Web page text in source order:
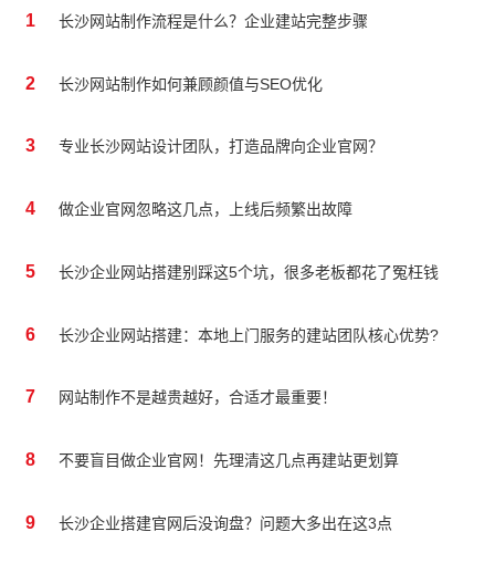
1 长沙网站制作流程是什么？企业建站完整步骤
2 长沙网站制作如何兼顾颜值与SEO优化
3 专业长沙网站设计团队，打造品牌向企业官网？
4 做企业官网忽略这几点，上线后频繁出故障
5 长沙企业网站搭建别踩这5个坑，很多老板都花了冤枉钱
6 长沙企业网站搭建：本地上门服务的建站团队核心优势?
7 网站制作不是越贵越好，合适才最重要！
8 不要盲目做企业官网！先理清这几点再建站更划算
9 长沙企业搭建官网后没询盘？问题大多出在这3点